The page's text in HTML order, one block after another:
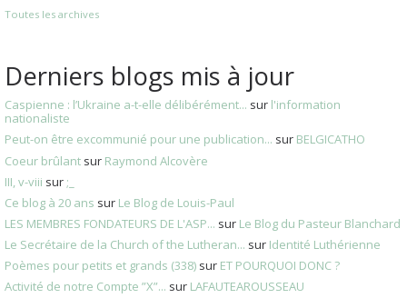
Toutes les archives
Derniers blogs mis à jour
Caspienne : l’Ukraine a-t-elle délibérément... sur l'information
nationaliste
Peut-on être excommunié pour une publication... sur BELGICATHO
Coeur brûlant sur Raymond Alcovère
III, v-viii sur ;_
Ce blog à 20 ans sur Le Blog de Louis-Paul
LES MEMBRES FONDATEURS DE L'ASP... sur Le Blog du Pasteur Blanchard
Le Secrétaire de la Church of the Lutheran... sur Identité Luthérienne
Poèmes pour petits et grands (338) sur ET POURQUOI DONC ?
Activité de notre Compte ”X”... sur LAFAUTEAROUSSEAU